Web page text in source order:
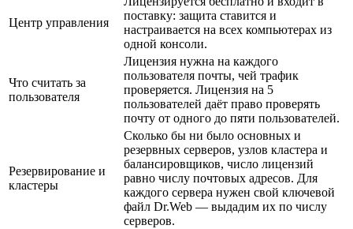
Центр управления
поставку: защита ставится и
настраивается на всех компьютерах из
одной консоли.
Что считать за
пользователя
Лицензия нужна на каждого
пользователя почты, чей трафик
проверяется. Лицензия на 5
пользователей даёт право проверять
почту от одного до пяти пользователей.
Резервирование и
кластеры
Сколько бы ни было основных и
резервных серверов, узлов кластера и
балансировщиков, число лицензий
равно числу почтовых адресов. Для
каждого сервера нужен свой ключевой
файл Dr.Web — выдадим их по числу
серверов.